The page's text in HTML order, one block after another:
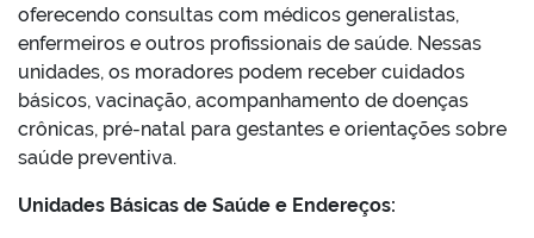
portal
oferecendo consultas com médicos generalistas,
enfermeiros e outros profissionais de saúde. Nessas
unidades, os moradores podem receber cuidados
básicos, vacinação, acompanhamento de doenças
crônicas, pré-natal para gestantes e orientações sobre
saúde preventiva.
Unidades Básicas de Saúde e Endereços: